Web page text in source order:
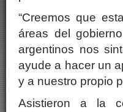
“Creemos que
áreas del
argentinos nos
ayude a hacer un
y a nuestro propio
Asistieron a la